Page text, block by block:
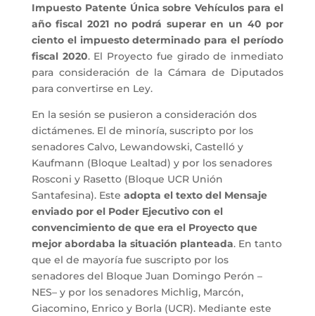
Impuesto Patente Única sobre Vehículos para el
año fiscal 2021 no podrá superar en un 40 por
ciento el impuesto determinado para el período
fiscal 2020. El Proyecto fue girado de inmediato
para consideración de la Cámara de Diputados
para convertirse en Ley.
En la sesión se pusieron a consideración dos
dictámenes. El de minoría, suscripto por los
senadores Calvo, Lewandowski, Castelló y
Kaufmann (Bloque Lealtad) y por los senadores
Rosconi y Rasetto (Bloque UCR Unión
Santafesina). Este adopta el texto del Mensaje
enviado por el Poder Ejecutivo con el
convencimiento de que era el Proyecto que
mejor abordaba la situación planteada. En tanto
que el de mayoría fue suscripto por los
senadores del Bloque Juan Domingo Perón –
NES– y por los senadores Michlig, Marcón,
Giacomino, Enrico y Borla (UCR). Mediante este